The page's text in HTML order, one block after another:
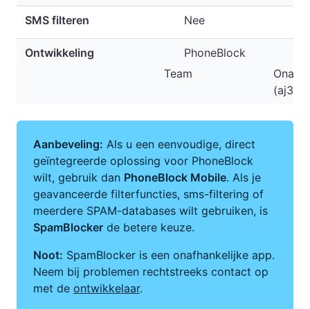
SMS filteren Nee
Ontwikkeling
PhoneBlock
Team
Aanbeveling: Als u een eenvoudige, direct
geïntegreerde oplossing voor PhoneBlock
wilt, gebruik dan PhoneBlock Mobile. Als je
geavanceerde filterfuncties, sms-filtering of
meerdere SPAM-databases wilt gebruiken, is
SpamBlocker de betere keuze.
Noot: SpamBlocker is een onafhankelijke app.
Neem bij problemen rechtstreeks contact op
met de ontwikkelaar.